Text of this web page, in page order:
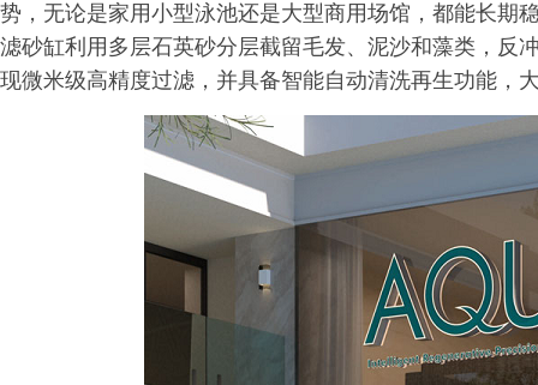
势，无论是家用小型泳池还是大型商用场馆，都能长期
滤砂缸利用多层石英砂分层截留毛发、泥沙和藻类，反
现微米级高精度过滤，并具备智能自动清洗再生功能，